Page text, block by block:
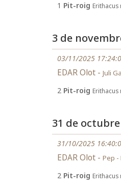
1 Pit-roig Erithacus
3 de
03/11/2025
EDAR Olot - Juli
2 Pit-roig Erithacus
31 de
31/10/2025
EDAR Olot - Pep -
2 Pit-roig Erithacus